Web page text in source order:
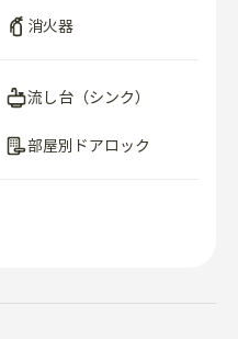
消火器
流し台（シンク）
部屋別ドアロック